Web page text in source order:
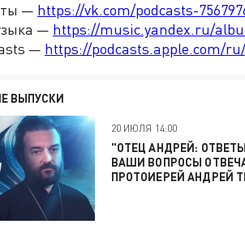
— https://vk.com/podcasts-
— https://music.yandex.ru/
— https://podcasts.apple.com/
ВЫПУСКИ
20 ИЮЛЯ 14:00
"ОТЕЦ АНДРЕЙ:
ВАШИ ВОПРОСЫ
ПРОТОИЕРЕЙ АНДРЕЙ